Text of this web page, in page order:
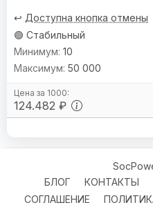
↩️ Доступна кнопка отмены
🟢 Стабильный
124.482 ₽
10
50 000
БЛОГ
КОНТАКТЫ
СОГЛАШЕНИЕ